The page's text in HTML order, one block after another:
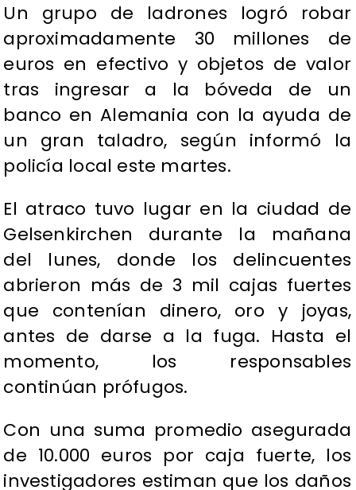
Un grupo de ladrones logró robar
aproximadamente 30 millones de
euros en efectivo y objetos de valor
tras ingresar a la bóveda de un
banco en Alemania con la ayuda de
un gran taladro, según informó la
policía local este martes.
El atraco tuvo lugar en la ciudad de
Gelsenkirchen durante la mañana
del lunes, donde los delincuentes
abrieron más de 3 mil cajas fuertes
que contenían dinero, oro y joyas,
antes de darse a la fuga. Hasta el
momento, los responsables
continúan prófugos.
Con una suma promedio asegurada
de 10.000 euros por caja fuerte, los
investigadores estiman que los daños